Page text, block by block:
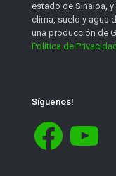
estado de Sinaloa,
clima, suelo y agua
una producción de
Política de Privacidad
Síguenos!
Facebook